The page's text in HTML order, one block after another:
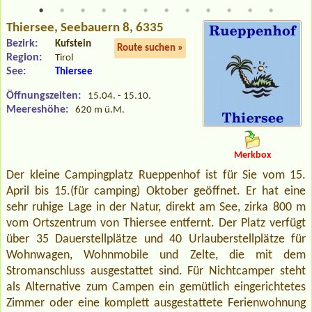
Thiersee, Seebauern 8, 6335
Route suchen »
Bezirk: Kufstein
Region: Tirol
See: Thiersee
Öffnungszeiten: 15.04. - 15.10.
Meereshöhe: 620 m ü.M.
Merkbox
Der kleine Campingplatz Rueppenhof ist für Sie vom 15.
April bis 15.(für camping) Oktober geöffnet. Er hat eine
sehr ruhige Lage in der Natur, direkt am See, zirka 800 m
vom Ortszentrum von Thiersee entfernt. Der Platz verfügt
über 35 Dauerstellplätze und 40 Urlauberstellplätze für
Wohnwagen, Wohnmobile und Zelte, die mit dem
Stromanschluss ausgestattet sind. Für Nichtcamper steht
als Alternative zum Campen ein gemütlich eingerichtetes
Zimmer oder eine komplett ausgestattete Ferienwohnung